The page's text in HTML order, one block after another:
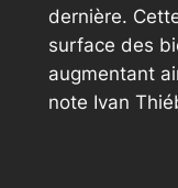
dernière.
surface des
augmentant
note Ivan